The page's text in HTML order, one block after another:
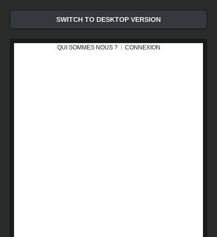
SWITCH TO DESKTOP VERSION
QUI SOMMES NOUS ? CONNEXION